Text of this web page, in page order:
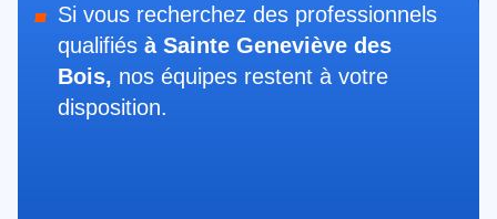
Si vous recherchez des professionnels
qualifiés à Sainte Geneviève des
Bois, nos équipes restent à votre
disposition.